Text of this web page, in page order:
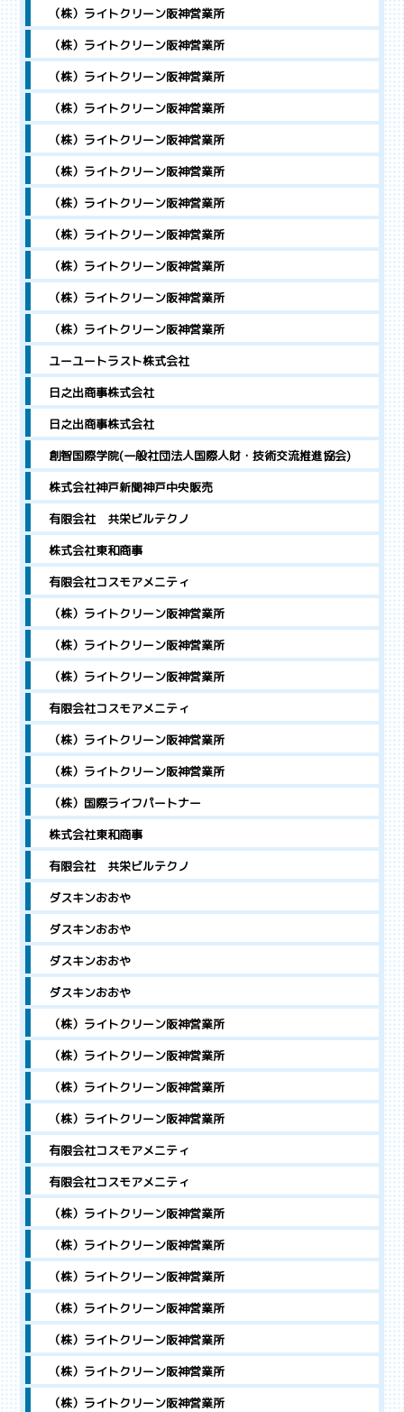
（株）ライトクリーン阪神営業所
（株）ライトクリーン阪神営業所
（株）ライトクリーン阪神営業所
（株）ライトクリーン阪神営業所
（株）ライトクリーン阪神営業所
（株）ライトクリーン阪神営業所
（株）ライトクリーン阪神営業所
（株）ライトクリーン阪神営業所
（株）ライトクリーン阪神営業所
（株）ライトクリーン阪神営業所
（株）ライトクリーン阪神営業所
ユーユートラスト株式会社
日之出商事株式会社
日之出商事株式会社
創智国際学院(一般社団法人国際人財・技術交流推進協会)
株式会社神戸新聞神戸中央販売
有限会社 共栄ビルテクノ
株式会社東和商事
有限会社コスモアメニティ
（株）ライトクリーン阪神営業所
（株）ライトクリーン阪神営業所
（株）ライトクリーン阪神営業所
有限会社コスモアメニティ
（株）ライトクリーン阪神営業所
（株）ライトクリーン阪神営業所
（株）国際ライフパートナー
株式会社東和商事
有限会社 共栄ビルテクノ
ダスキンおおや
ダスキンおおや
ダスキンおおや
ダスキンおおや
（株）ライトクリーン阪神営業所
（株）ライトクリーン阪神営業所
（株）ライトクリーン阪神営業所
（株）ライトクリーン阪神営業所
有限会社コスモアメニティ
有限会社コスモアメニティ
（株）ライトクリーン阪神営業所
（株）ライトクリーン阪神営業所
（株）ライトクリーン阪神営業所
（株）ライトクリーン阪神営業所
（株）ライトクリーン阪神営業所
（株）ライトクリーン阪神営業所
（株）ライトクリーン阪神営業所